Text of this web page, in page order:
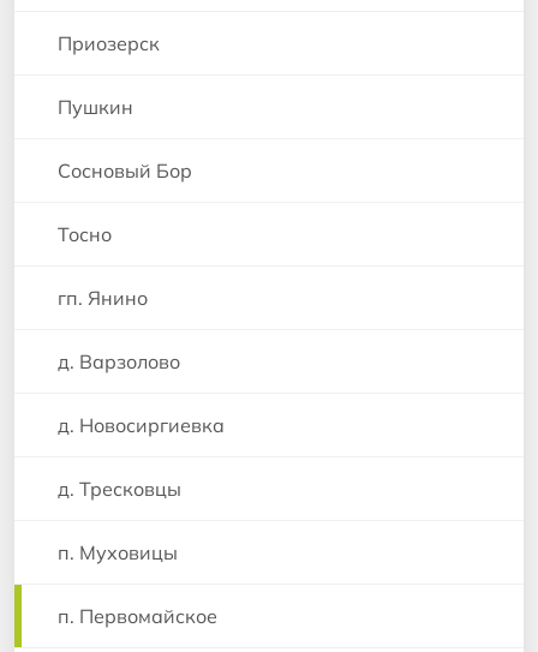
Приозерск
Пушкин
Сосновый Бор
Тосно
гп. Янино
д. Варзолово
д. Новосиргиевка
д. Тресковцы
п. Муховицы
п. Первомайское